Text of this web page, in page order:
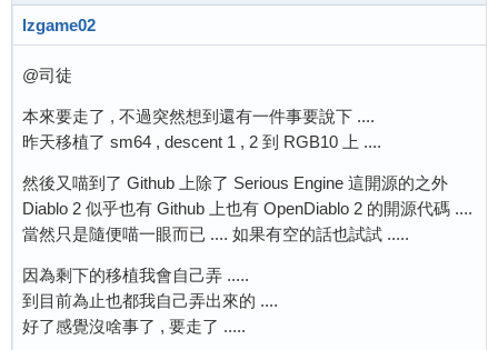
lzgame02
@司徒
本來要走了 , 不過突然想到還有一件事要說下 ....
昨天移植了 sm64 , descent 1 , 2 到 RGB10 上 ....
然後又喵到了 Github 上除了 Serious Engine 這開源的之外
Diablo 2 似乎也有 Github 上也有 OpenDiablo 2 的開源代碼 ....
當然只是隨便喵一眼而已 .... 如果有空的話也試試 .....
因為剩下的移植我會自己弄 .....
到目前為止也都我自己弄出來的 ....
好了感覺沒啥事了 , 要走了 .....